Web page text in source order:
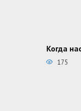
Когда
175